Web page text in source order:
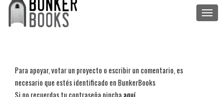
Para apoyar, votar un proyecto o escribir un comentario, es
necesario que estés identificado en BunkerBooks
Si no recuerdas tu contraseña pincha aquí